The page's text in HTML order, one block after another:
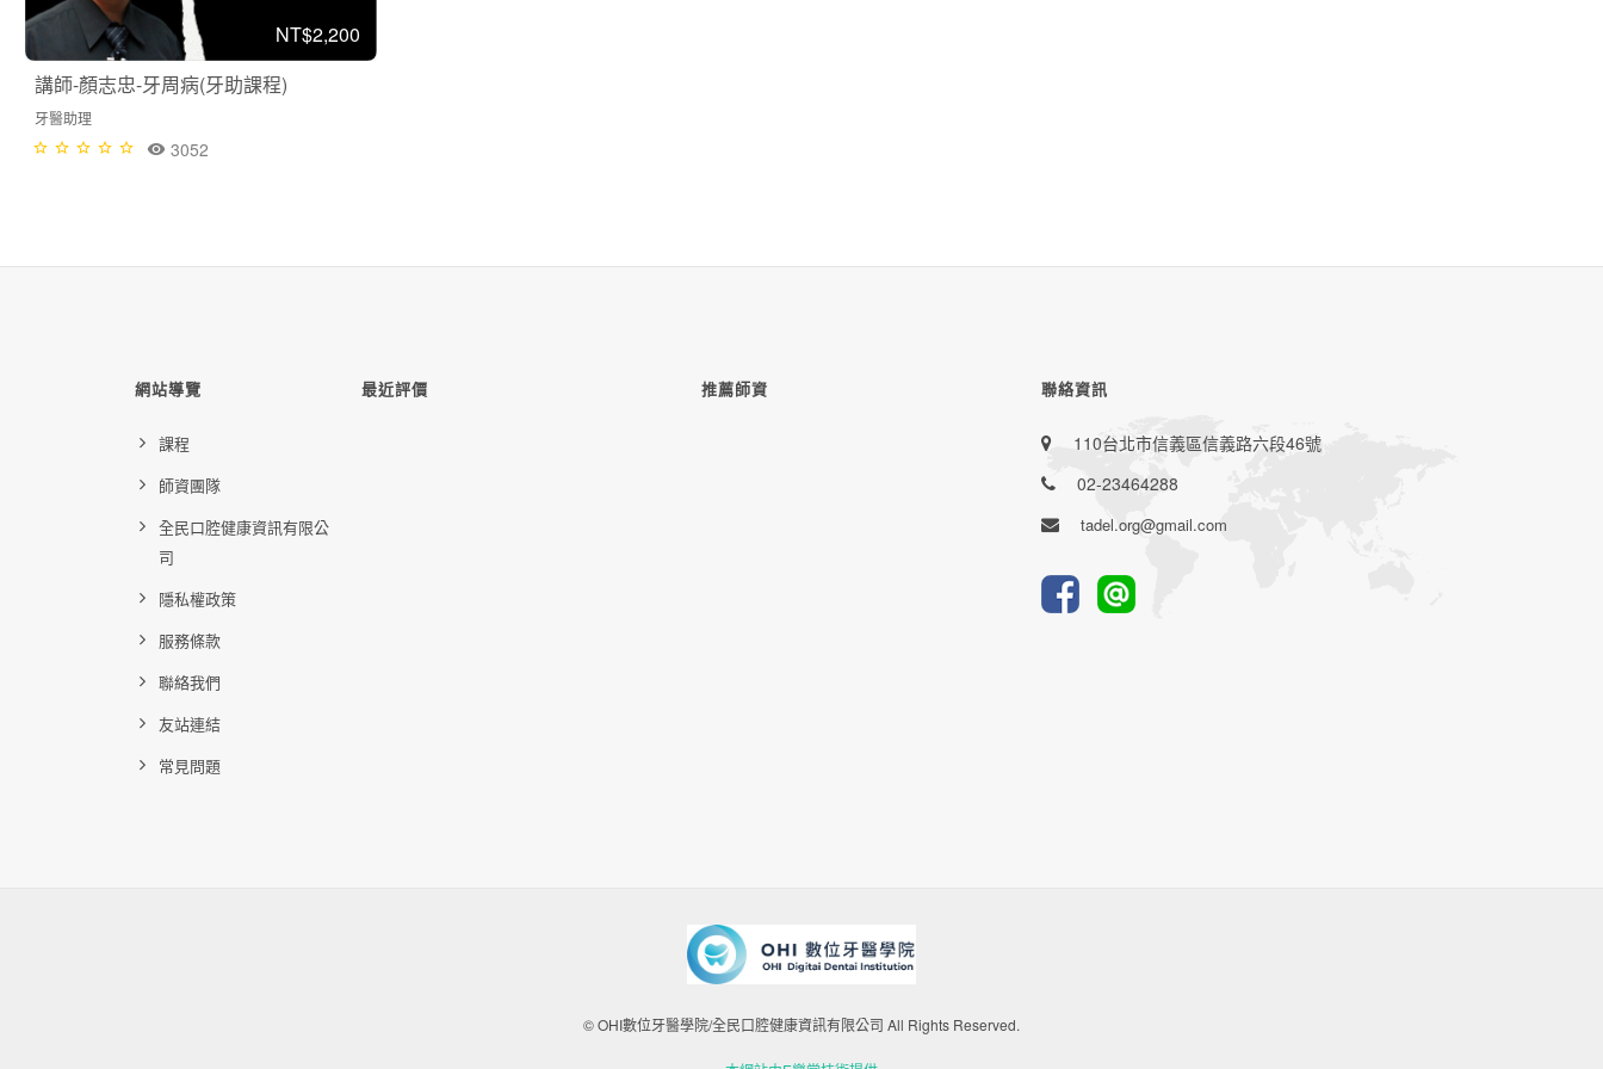
NT$2,200
講師-顏志忠-牙周病(牙助課程)
牙醫助理
3052
網站導覽
課程
師資團隊
全民口腔健康資訊有限公
司
隱私權政策
服務條款
聯絡我們
友站連結
常見問題
最近評價 推薦師資 聯絡資訊
110台北市信義區信義路六段46號
02-23464288
tadel.org@gmail.com
© OHI數位牙醫學院/全民口腔健康資訊有限公司 All Rights Reserved.